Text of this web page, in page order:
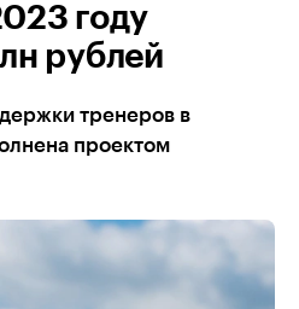
году
рублей
тренеров в
проектом